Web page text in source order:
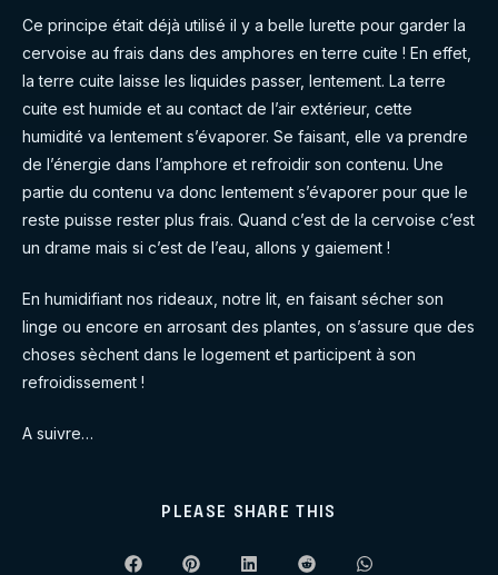
Ce principe était déjà utilisé il y a belle lurette pour garder la
cervoise au frais dans des amphores en terre cuite ! En effet,
la terre cuite laisse les liquides passer, lentement. La terre
cuite est humide et au contact de l’air extérieur, cette
humidité va lentement s’évaporer. Se faisant, elle va prendre
de l’énergie dans l’amphore et refroidir son contenu. Une
partie du contenu va donc lentement s’évaporer pour que le
reste puisse rester plus frais. Quand c’est de la cervoise c’est
un drame mais si c’est de l’eau, allons y gaiement !
En humidifiant nos rideaux, notre lit, en faisant sécher son
linge ou encore en arrosant des plantes, on s’assure que des
choses sèchent dans le logement et participent à son
refroidissement !
A suivre…
PLEASE SHARE THIS
Opens
Opens
Opens
Opens
Opens